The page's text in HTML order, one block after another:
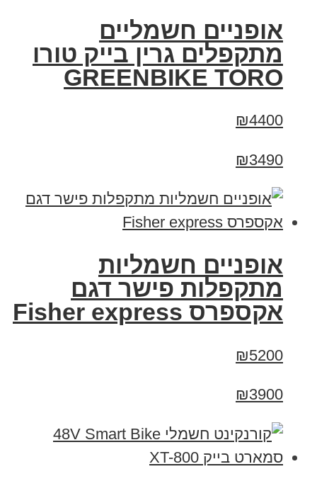
אופניים חשמליים
מתקפלים גרין בייק טורו
GREENBIKE TORO
₪4400
₪3490
אופניים חשמליות
מתקפלות פישר דגם
אקספרס Fisher express
₪5200
₪3900